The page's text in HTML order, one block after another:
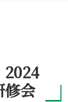
2024
修会